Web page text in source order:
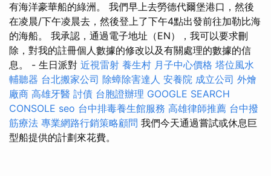
有海洋豪華船的綠洲。 我們早上去勞德代爾堡港口，然後
在凌晨/下午凌晨去，然後登上了下午4點出發前往加勒比海
的海船。 我承認，通過電子地址（EN），我可以要求刪
除，對我的註冊個人數據的修改以及有關處理的數據的信
息。 - 生日派對 近視雷射 養生村 月子中心價格 塔位風水
輔聽器 台北搬家公司 除蟑除害達人 安養院 成立公司 外燴
廠商 高雄牙醫 討債 台胞證辦理 GOOGLE SEARCH
CONSOLE seo 台中排毒養生館服務 高雄律師推薦 台中撥
筋療法 專業網路行銷策略顧問 我們今天通過嘗試或休息巨
型船提供的計劃來花費。